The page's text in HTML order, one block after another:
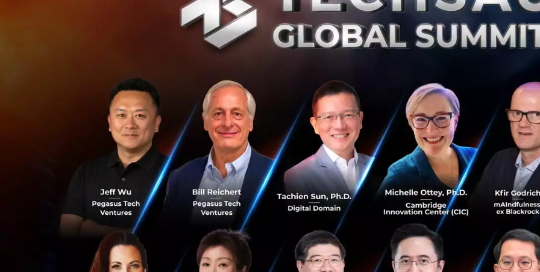
News smes depa ลดภาษี มาตรการภาษี 200%
SMEs ภาคกลาง-อีสานเตรียมตัว ETDA เปิดตัว
ETDA เล็งเห็นถึงความสำคัญของการสนับสนุน SMEs ไทย จึง
สานต่อโครงการ SMEs GROWTH พลิก SMEs ไทยเติบโตได้
อย่างยั่งยืน 2025 ซึ่งเป็นโครงการที่มุ่งเน้นการยกระดับ
นวัตกรรมด้านดิจิทัลเชิงพื้...
กุมภาพันธ์ 26, 2025| ByTechsauce Team
2
PR News smes etda smes-growth
ภาพรวมเศรษฐกิจไทยปี 2024 วิเคราะห์ความท้าทาย
และโอกาส จากงาน Thailand Economic Monitor
by World Bank
ในงาน Thailand Economic Monitor ดร. เกียรติพงษ์ อริย